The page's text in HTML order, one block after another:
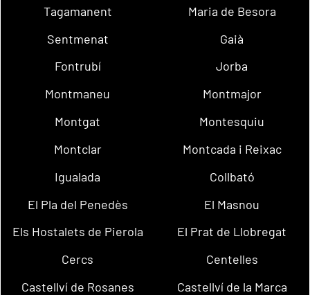
Tagamanent
Maria de Besora
Sentmenat
Gaià
Fontrubí
Jorba
Montmaneu
Montmajor
Montgat
Montesquiu
Montclar
Montcada i Reixac
Igualada
Collbató
El Pla del Penedès
El Masnou
Els Hostalets de Pierola
El Prat de Llobregat
Cercs
Centelles
Castellví de Rosanes
Castellví de la Marca